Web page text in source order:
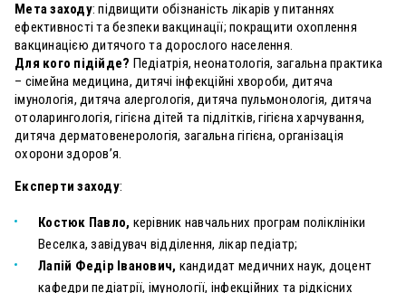
Мета заходу: підвищити обізнаність лікарів у питаннях
ефективності та безпеки вакцинації; покращити охоплення
вакцинацією дитячого та дорослого населення.
Для кого підійде? Педіатрія, неонатологія, загальна практика
– сімейна медицина, дитячі інфекційні хвороби, дитяча
імунологія, дитяча алергологія, дитяча пульмонологія, дитяча
отоларингологія, гігієна дітей та підлітків, гігієна харчування,
дитяча дерматовенерологія, загальна гігієна, організація
охорони здоров’я.
Експерти заходу:
Костюк Павло, керівник навчальних програм поліклініки
Веселка, завідувач відділення, лікар педіатр;
Лапій Федір Іванович, кандидат медичних наук, доцент
кафедри педіатрії, імунології, інфекційних та рідкісних